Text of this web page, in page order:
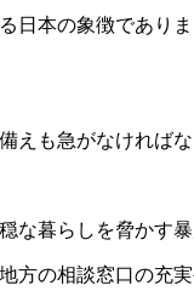
本の象徴であり
も急がなければ
暮らしを脅かす
の相談窓口の充